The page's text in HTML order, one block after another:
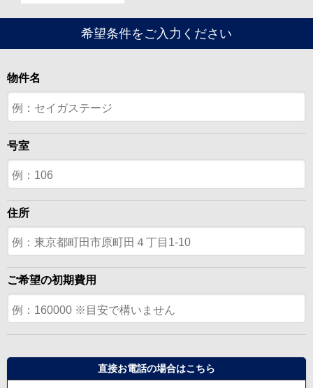
希望条件をご入力ください
物件名
号室
住所
ご希望の初期費用
直接お電話の場合はこちら